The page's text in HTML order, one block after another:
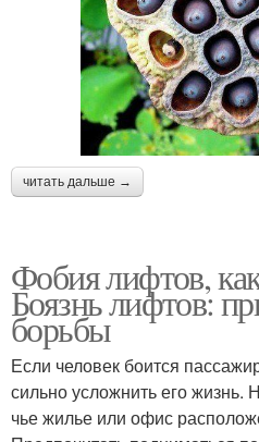
читать дальше →
Фобия лифтов,
Боязнь лифтов:
борьбы
Если человек боится
сильно усложнить его жизнь.
чье жилье или офис